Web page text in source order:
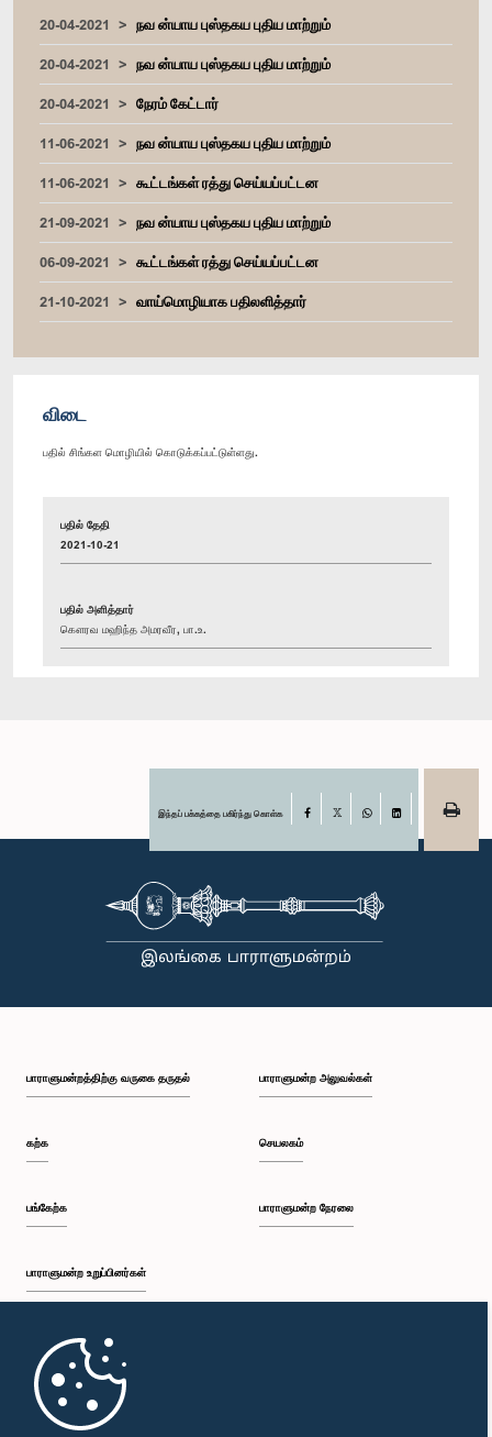
20-04-2021
நவ ன்யாய புஸ்தகய புதிய மாற்றும்
20-04-2021
நவ ன்யாய புஸ்தகய புதிய மாற்றும்
20-04-2021
நேரம் கேட்டார்
11-06-2021
நவ ன்யாய புஸ்தகய புதிய மாற்றும்
11-06-2021
கூட்டங்கள் ரத்து செய்யப்பட்டன
21-09-2021
நவ ன்யாய புஸ்தகய புதிய மாற்றும்
06-09-2021
கூட்டங்கள் ரத்து செய்யப்பட்டன
21-10-2021
வாய்மொழியாக பதிலளித்தார்
விடை
பதில் சிங்கள மொழியில் கொடுக்கப்பட்டுள்ளது.
பதில் தேதி
2021-10-21
பதில் அளித்தார்
கௌரவ மஹிந்த அமரவீர, பா.உ.
இந்தப் பக்கத்தை பகிர்ந்து கொள்க Facebook
பாராளுமன்றத்திற்கு வருகை தருதல்
கற்க
பங்கேற்க
பாராளுமன்ற உறுப்பினர்கள்
முதற்பக்கம்
பாராளுமன்ற அலுவல்கள்
செயலகம்
பாராளுமன்ற நேரலை
பாராளுமன்ற கையடக்க செயலி